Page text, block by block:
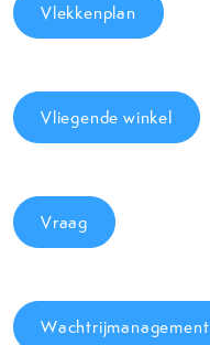
Vlekkenplan
Vliegende winkel
Vraag
Wachtrijmanagement